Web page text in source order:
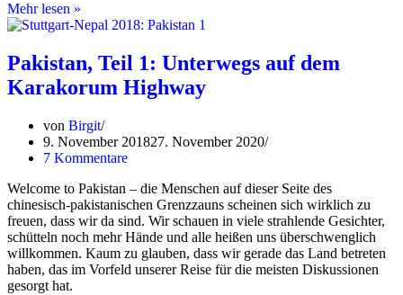
Mehr lesen »
–
sind
bereit
für
wunderbares
Jahr
Pakistan, Teil 1: Unterwegs auf dem
Karakorum Highway
von Birgit
9. November 201827. November 2020
7 Kommentare
Welcome to Pakistan – die Menschen auf dieser Seite des
chinesisch-pakistanischen Grenzzauns scheinen sich wirklich zu
freuen, dass wir da sind. Wir schauen in viele strahlende Gesichter,
schütteln noch mehr Hände und alle heißen uns überschwenglich
willkommen. Kaum zu glauben, dass wir gerade das Land betreten
haben, das im Vorfeld unserer Reise für die meisten Diskussionen
gesorgt hat.